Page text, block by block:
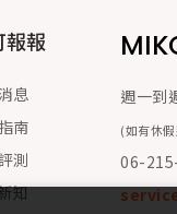
報報
息
南
測
知
週一到
(如有休
06-